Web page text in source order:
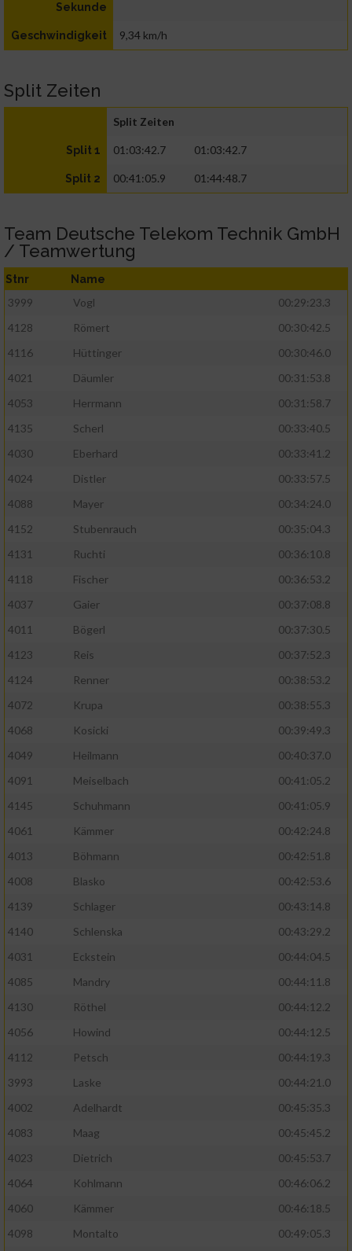
Sekunde
Geschwindigkeit 9,34 km/h
Split Zeiten
Split Zeiten
Split 1 01:03:42.7 01:03:42.7
Split 2 00:41:05.9 01:44:48.7
Team Deutsche Telekom Technik GmbH
/ Teamwertung
Stnr Name
3999 Vogl
00:29:23.3
4128
Römert
00:30:42.5
4116
Hüttinger
00:30:46.0
4021
Däumler
00:31:53.8
4053
Herrmann
00:31:58.7
4135
Scherl
00:33:40.5
4030
Eberhard
00:33:41.2
4024
Distler
00:33:57.5
4088
Mayer
00:34:24.0
4152
Stubenrauch
00:35:04.3
4131
Ruchti
00:36:10.8
4118
Fischer
00:36:53.2
4037
Gaier
00:37:08.8
4011
Bögerl
00:37:30.5
4123
Reis
00:37:52.3
4124
Renner
00:38:53.2
4072
Krupa
00:38:55.3
4068
Kosicki
00:39:49.3
4049
Heilmann
00:40:37.0
4091
Meiselbach
00:41:05.2
4145
Schuhmann
00:41:05.9
4061
Kämmer
00:42:24.8
4013
Böhmann
00:42:51.8
4008
Blasko
00:42:53.6
4139
Schlager
00:43:14.8
4140
Schlenska
00:43:29.2
4031
Eckstein
00:44:04.5
4085
Mandry
00:44:11.8
4130
Röthel
00:44:12.2
4056
Howind
00:44:12.5
4112
Petsch
00:44:19.3
3993
Laske
00:44:21.0
4002
Adelhardt
00:45:35.3
4083
Maag
00:45:45.2
4023
Dietrich
00:45:53.7
4064
Kohlmann
00:46:06.2
4060
Kämmer
00:46:18.5
4098
Montalto 00:49:05.3